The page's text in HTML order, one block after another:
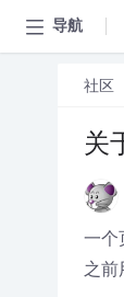
导航
社区
关
一个
之前